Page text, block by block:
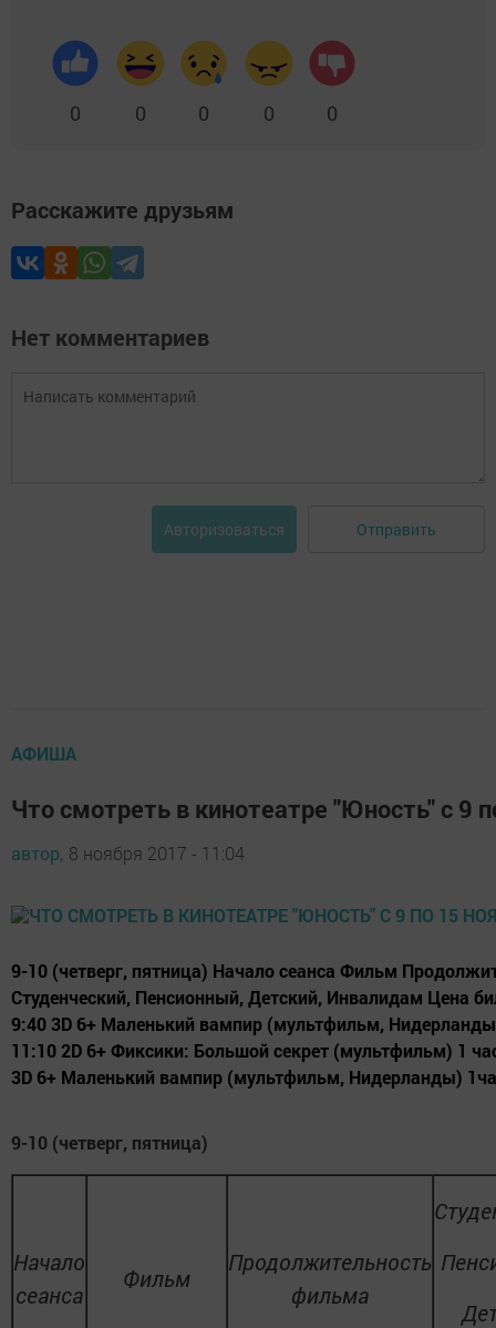
0 0 0 0 0
Расскажите друзьям
Нет комментариев
Авторизоваться Отправить
АФИША
Что смотреть в кинотеатре "Юность" с 9
автор, 8 ноября 2017 - 11:04
9-10 (четверг, пятница) Начало сеанса Фильм
Студенческий, Пенсионный, Детский, Инвалидам Цена
9:40 3D 6+ Маленький вампир (мультфильм,
11:10 2D 6+ Фиксики: Большой секрет (мультфильм) 1
3D 6+ Маленький вампир (мультфильм, Нидерланды)
9-10 (четверг, пятница)
Начало
сеанса
Фильм
Продолжительность
фильма